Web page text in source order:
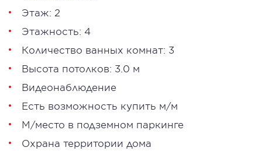
Этаж: 2
Этажность: 4
Количество ванных комнат: 3
Высота потолков: 3.0 м
Видеонаблюдение
Есть возможность купить м/м
М/место в подземном паркинге
Охрана территории дома